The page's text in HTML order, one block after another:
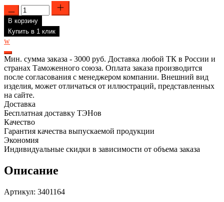
Количество
товара
ТЭН
RCF
для
водонагревателя
Ariston,
Thermex,
1.5
кВт,
М5,
3401164
В корзину
Купить в 1 клик
w
Мин. сумма заказа - 3000 руб. Доставка любой ТК в России и
странах Таможенного союза. Оплата заказа производится
после согласования с менеджером компании. Внешний вид
изделия, может отличаться от иллюстраций, представленных
на сайте.
Доставка
Бесплатная доставку ТЭНов
Качество
Гарантия качества выпускаемой продукции
Экономия
Индивидуальные скидки в зависимости от объема заказа
Описание
Артикул: 3401164